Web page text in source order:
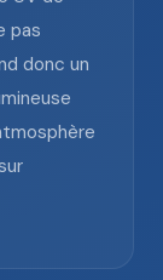
pas
donc un